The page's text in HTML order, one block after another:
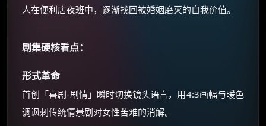
人在便利店夜班中，逐渐找回被婚姻磨灭的自我价值。
剧集硬核看点：
形式革命
首创「喜剧-剧情」瞬时切换镜头语言，用4:3画幅与暖色
调讽刺传统情景剧对女性苦难的消解。